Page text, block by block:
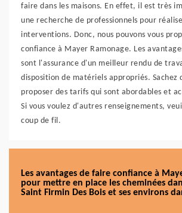
faire dans les maisons. En effet, il est très
une recherche de professionnels pour
interventions. Donc, nous pouvons vous
confiance à Mayer Ramonage. Les
sont l'assurance d'un meilleur rendu de
disposition de matériels appropriés. Sachez
proposer des tarifs qui sont abordables et
Si vous voulez d'autres renseignements,
coup de fil.
Les avantages de faire confiance à
pour mettre en place les cheminées
Saint Firmin Des Bois et ses environs